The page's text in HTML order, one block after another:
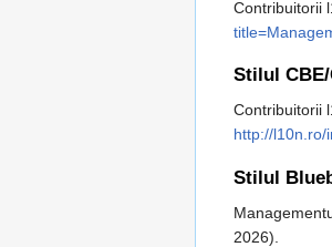
Contribuitorii
Stilul CBE/
Contribuitorii
http://l10n.ro/
Stilul
2026).